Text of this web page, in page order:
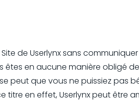
de Userlynx sans
en aucune manière obligé
peut que vous ne puissiez pas
titre en effet, Userlynx peut être